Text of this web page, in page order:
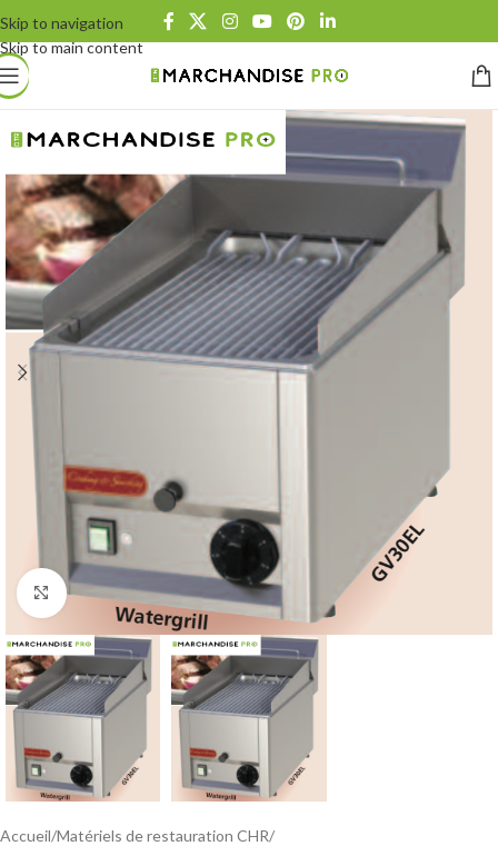
Skip to navigation
Skip to main content
Click to enlarge
Accueil Matériels de restauration CHR